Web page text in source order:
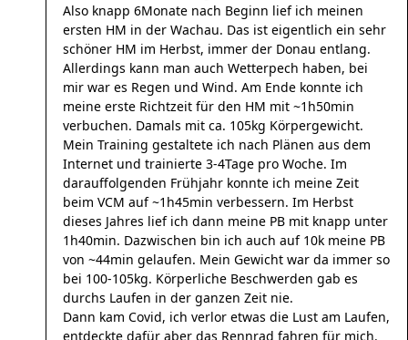
Also knapp 6Monate nach Beginn lief ich meinen
ersten HM in der Wachau. Das ist eigentlich ein sehr
schöner HM im Herbst, immer der Donau entlang.
Allerdings kann man auch Wetterpech haben, bei
mir war es Regen und Wind. Am Ende konnte ich
meine erste Richtzeit für den HM mit ~1h50min
verbuchen. Damals mit ca. 105kg Körpergewicht.
Mein Training gestaltete ich nach Plänen aus dem
Internet und trainierte 3-4Tage pro Woche. Im
darauffolgenden Frühjahr konnte ich meine Zeit
beim VCM auf ~1h45min verbessern. Im Herbst
dieses Jahres lief ich dann meine PB mit knapp unter
1h40min. Dazwischen bin ich auch auf 10k meine PB
von ~44min gelaufen. Mein Gewicht war da immer so
bei 100-105kg. Körperliche Beschwerden gab es
durchs Laufen in der ganzen Zeit nie.
Dann kam Covid, ich verlor etwas die Lust am Laufen,
entdeckte dafür aber das Rennrad fahren für mich.